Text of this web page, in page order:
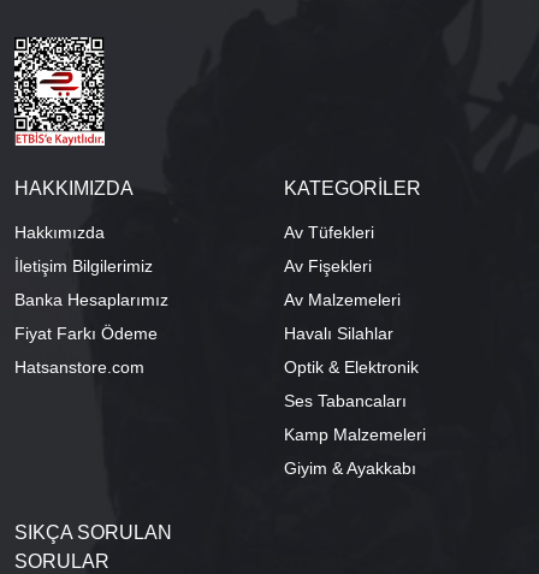
HAKKIMIZDA
Hakkımızda
İletişim Bilgilerimiz
Banka Hesaplarımız
Fiyat Farkı Ödeme
Hatsanstore.com
KATEGORİLER
Av Tüfekleri
Av Fişekleri
Av Malzemeleri
Havalı Silahlar
Optik & Elektronik
Ses Tabancaları
Kamp Malzemeleri
Giyim & Ayakkabı
SIKÇA SORULAN
SORULAR